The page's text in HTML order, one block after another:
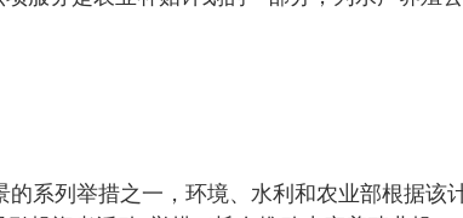
的系列举措之一，环境、水利和农业部根据该